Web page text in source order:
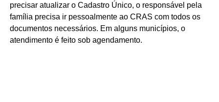
precisar atualizar o Cadastro Único, o responsável pela
família precisa ir pessoalmente ao CRAS com todos os
documentos necessários. Em alguns municípios, o
atendimento é feito sob agendamento.